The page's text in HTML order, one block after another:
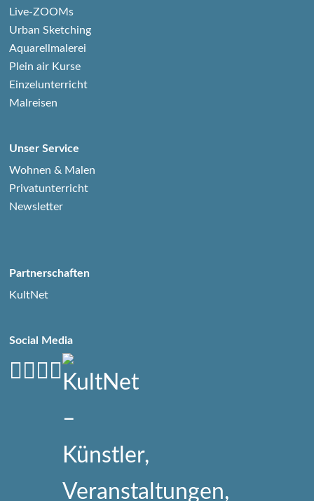
Live-ZOOMs
Urban Sketching
Aquarellmalerei
Plein air Kurse
Einzelunterricht
Malreisen
Unser Service
Wohnen & Malen
Privatunterricht
Newsletter
Partnerschaften
KultNet
Social Media